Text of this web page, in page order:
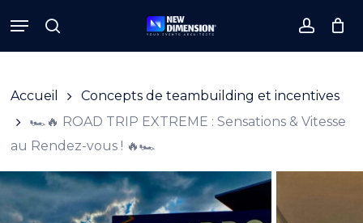
to
main
search
Menu
Cart Close
Cart
Accueil
Concepts de teambuilding et incentives
🏎️🔥 ROAD TRIP EXTREME : Sensations & Vitesse
au Rendez-vous ! 🔥🏎️